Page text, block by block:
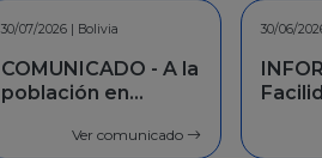
30/06/2026 | Bolivia
INFORMACION -
Facilidades de
Ver comunicado
06/08/